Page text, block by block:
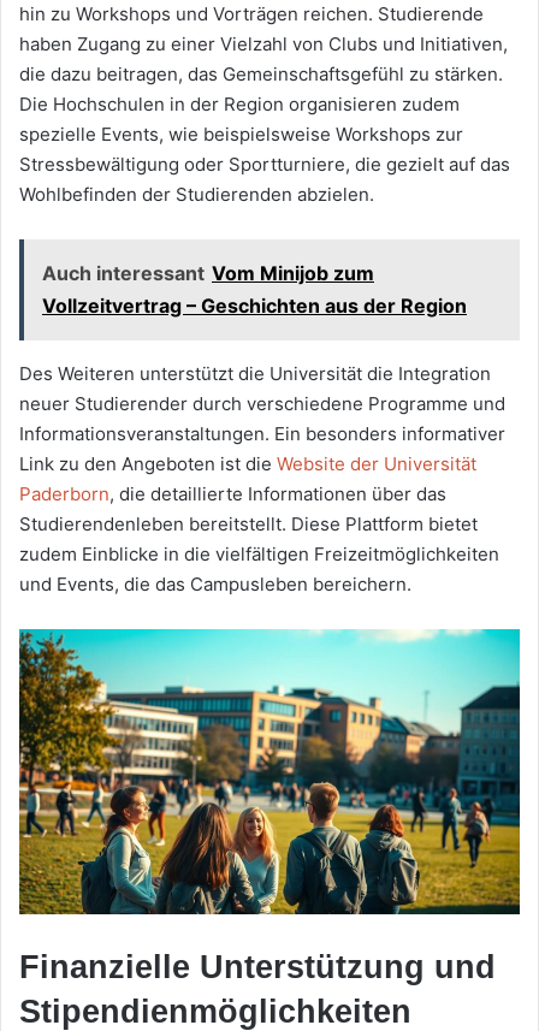
hin zu Workshops und Vorträgen reichen. Studierende
haben Zugang zu einer Vielzahl von Clubs und Initiativen,
die dazu beitragen, das Gemeinschaftsgefühl zu stärken.
Die Hochschulen in der Region organisieren zudem
spezielle Events, wie beispielsweise Workshops zur
Stressbewältigung oder Sportturniere, die gezielt auf das
Wohlbefinden der Studierenden abzielen.
Auch interessant Vom Minijob zum
Vollzeitvertrag – Geschichten aus der Region
Des Weiteren unterstützt die Universität die Integration
neuer Studierender durch verschiedene Programme und
Informationsveranstaltungen. Ein besonders informativer
Link zu den Angeboten ist die Website der Universität
Paderborn, die detaillierte Informationen über das
Studierendenleben bereitstellt. Diese Plattform bietet
zudem Einblicke in die vielfältigen Freizeitmöglichkeiten
und Events, die das Campusleben bereichern.
Finanzielle Unterstützung und
Stipendienmöglichkeiten